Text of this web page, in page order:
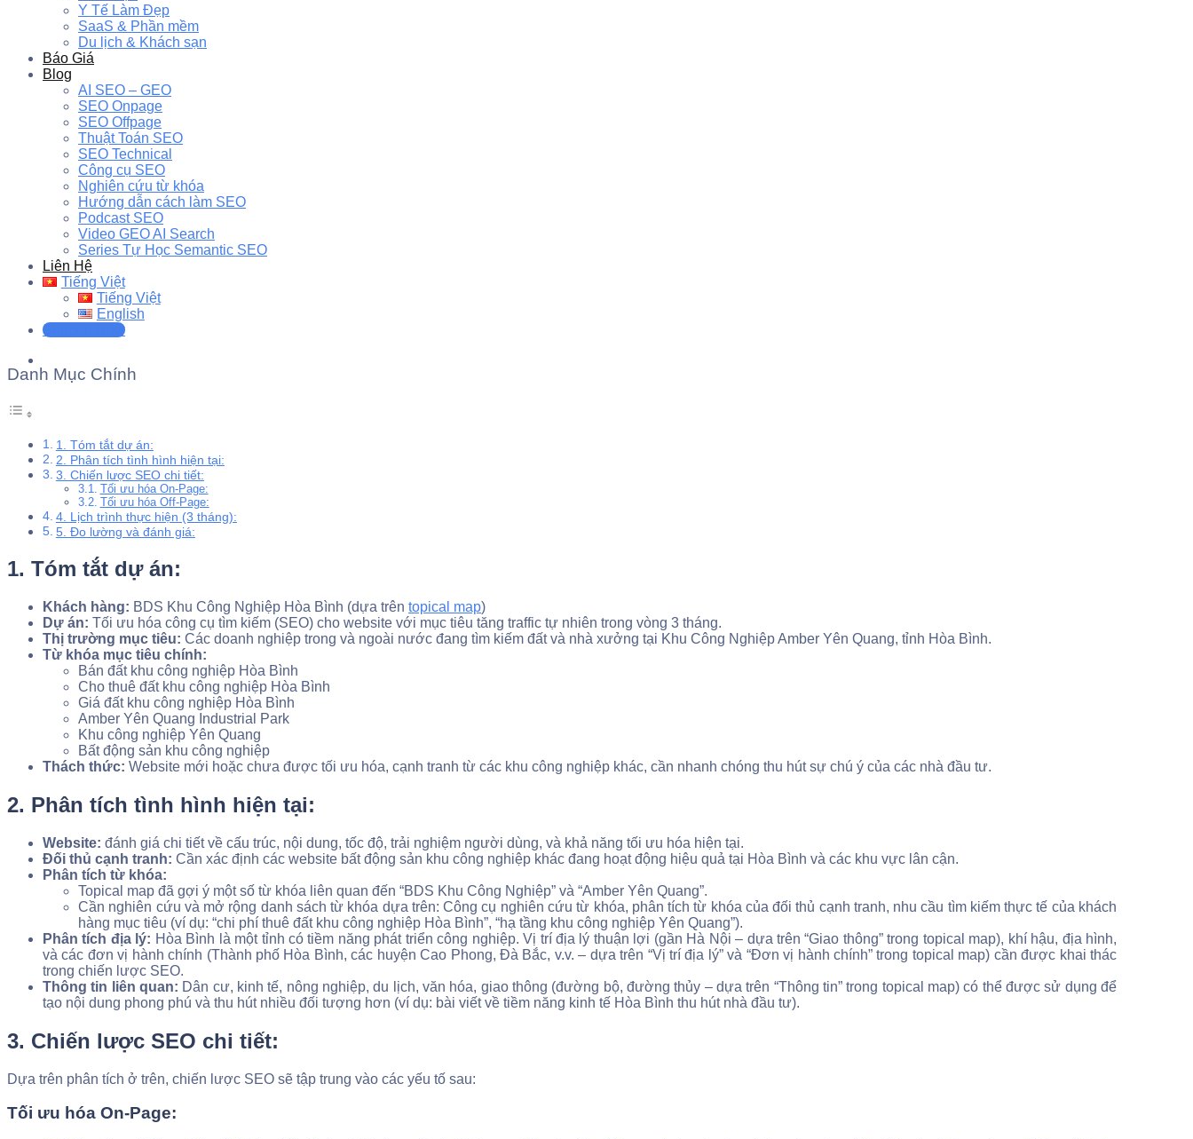
Y Tế Làm Đẹp
SaaS & Phần mềm
Du lịch & Khách sạn
Báo Giá
Blog
AI SEO – GEO
SEO Onpage
SEO Offpage
Thuật Toán SEO
SEO Technical
Công cụ SEO
Nghiên cứu từ khóa
Hướng dẫn cách làm SEO
Podcast SEO
Video GEO AI Search
Series Tự Học Semantic SEO
Liên Hệ
Tiếng Việt
Tiếng Việt
English
Support Now
Danh Mục Chính
1. Tóm tắt dự án:
2. Phân tích tình hình hiện tại:
3. Chiến lược SEO chi tiết:
Tối ưu hóa On-Page:
Tối ưu hóa Off-Page:
4. Lịch trình thực hiện (3 tháng):
5. Đo lường và đánh giá:
1. Tóm tắt dự án:
Khách hàng: BDS Khu Công Nghiệp Hòa Bình (dựa trên topical map)
Dự án: Tối ưu hóa công cụ tìm kiếm (SEO) cho website với mục tiêu tăng traffic tự nhiên trong vòng 3 tháng.
Thị trường mục tiêu: Các doanh nghiệp trong và ngoài nước đang tìm kiếm đất và nhà xưởng tại Khu Công Nghiệp Amber Yên Quang, tỉnh Hòa Bình.
Từ khóa mục tiêu chính:
Bán đất khu công nghiệp Hòa Bình
Cho thuê đất khu công nghiệp Hòa Bình
Giá đất khu công nghiệp Hòa Bình
Amber Yên Quang Industrial Park
Khu công nghiệp Yên Quang
Bất động sản khu công nghiệp
Thách thức: Website mới hoặc chưa được tối ưu hóa, cạnh tranh từ các khu công nghiệp khác, cần nhanh chóng thu hút sự chú ý của các nhà đầu tư.
2. Phân tích tình hình hiện tại:
Website: đánh giá chi tiết về cấu trúc, nội dung, tốc độ, trải nghiệm người dùng, và khả năng tối ưu hóa hiện tại.
Đối thủ cạnh tranh: Cần xác định các website bất động sản khu công nghiệp khác đang hoạt động hiệu quả tại Hòa Bình và các khu vực lân cận.
Phân tích từ khóa:
Topical map đã gợi ý một số từ khóa liên quan đến “BDS Khu Công Nghiệp” và “Amber Yên Quang”.
Cần nghiên cứu và mở rộng danh sách từ khóa dựa trên: Công cụ nghiên cứu từ khóa, phân tích từ khóa của đối thủ cạnh tranh, nhu cầu tìm kiếm thực tế của khách
hàng mục tiêu (ví dụ: “chi phí thuê đất khu công nghiệp Hòa Bình”, “hạ tầng khu công nghiệp Yên Quang”).
Phân tích địa lý: Hòa Bình là một tỉnh có tiềm năng phát triển công nghiệp. Vị trí địa lý thuận lợi (gần Hà Nội – dựa trên “Giao thông” trong topical map), khí hậu, địa hình,
và các đơn vị hành chính (Thành phố Hòa Bình, các huyện Cao Phong, Đà Bắc, v.v. – dựa trên “Vị trí địa lý” và “Đơn vị hành chính” trong topical map) cần được khai thác
trong chiến lược SEO.
Thông tin liên quan: Dân cư, kinh tế, nông nghiệp, du lịch, văn hóa, giao thông (đường bộ, đường thủy – dựa trên “Thông tin” trong topical map) có thể được sử dụng để
tạo nội dung phong phú và thu hút nhiều đối tượng hơn (ví dụ: bài viết về tiềm năng kinh tế Hòa Bình thu hút nhà đầu tư).
3. Chiến lược SEO chi tiết:
Dựa trên phân tích ở trên, chiến lược SEO sẽ tập trung vào các yếu tố sau:
Tối ưu hóa On-Page: